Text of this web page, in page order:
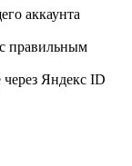
аккаунта
правильным
через Яндекс ID